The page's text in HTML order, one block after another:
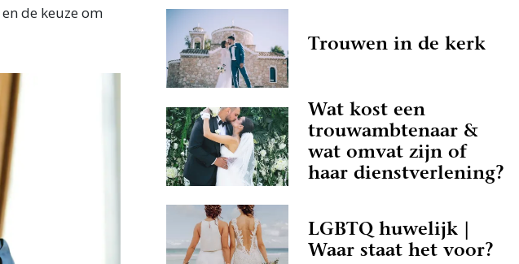
de keuze om
Trouwen in de kerk
Wat kost een
trouwambtenaar &
wat omvat zijn of
haar dienstverlening?
LGBTQ huwelijk |
Waar staat het voor?